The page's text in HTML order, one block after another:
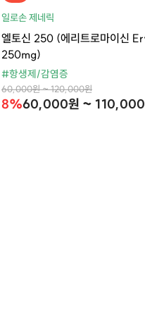
일로손 제네릭
엘토신 250 (에리트로마이신
250mg)
#항생제/감염증
60,000원 ~ 120,000원
8%60,000원 ~